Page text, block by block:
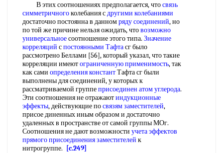
В этих соотношениях предполагается, чтосвязь
симметричногоколебания сдругими колебаниями
достаточно постоянна в данномряду соединений, но
по той же причине нельзя ожидать, чтовозможно
универсальноесоотношение этого типа. Значение
корреляций спостоянными Тафтасг было
рассмотрено Беллами [56], который указал, что такие
корреляции имеютограниченную применимость, так
как сами определения константТафта сг были
выполнены для соединений, у которых к
рассматриваемой группеприсоединен атом углерода.
Эти соотношения не отражаютиндукционные
эффекты, действующие посвязям заместителей,
присое диненных иным образом и достаточно
удаленных в пространстве от самой группы МОг.
Соотношения не дают возможности учета эффектов
прямогоприсоединения заместителей к
нитрогруппе.
[c.249]